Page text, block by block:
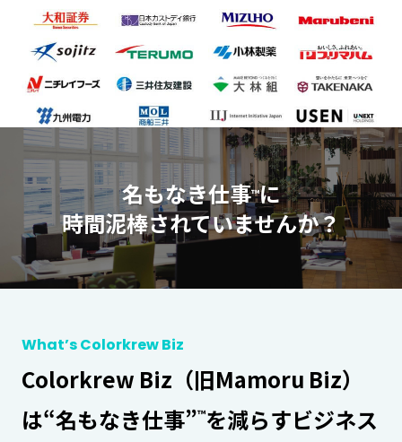
名もなき仕事™に
時間泥棒されていませんか？
What’s Colorkrew Biz
Colorkrew Biz（旧Mamoru Biz）
は“名もなき仕事”™を減らすビジネス